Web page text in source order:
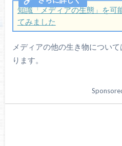
知識「メディアの生態」を可
てみました
メディアの他の生き物につい
ります。